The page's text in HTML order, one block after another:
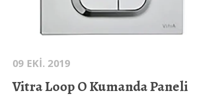
09 EKI. 2019
Vitra Loop O Kumanda Paneli